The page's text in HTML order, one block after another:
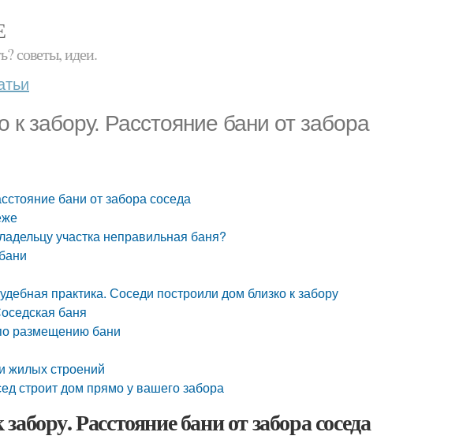
советы, идеи.
забору. Расстояние бани от забора
бани от забора соседа
участка неправильная баня?
практика. Соседи построили дом близко к забору
баня
размещению бани
жилых строений
строит дом прямо у вашего забора
Расстояние бани от забора соседа